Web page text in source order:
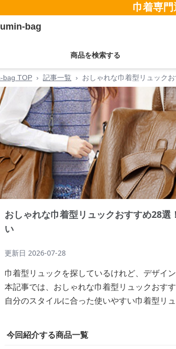
巾着専
商品を検索する
bag TOP › 記事一覧 › おしゃれな巾着型リュック
おしゃれな巾着型リュックおすすめ28
い
更新日 2026-07-28
巾着型リュックを探しているけれど、デザイ
本記事では、おしゃれな巾着型リュックおす
自分のスタイルに合った使いやすい巾着型リ
今回紹介する商品一覧